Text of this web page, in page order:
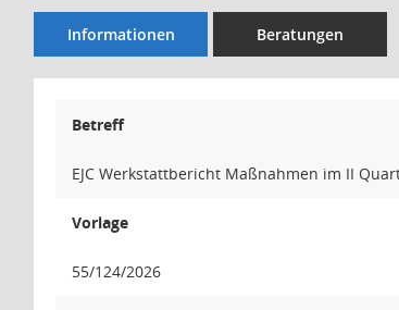
Informationen Beratungen
Betreff
EJC Werkstattbericht Maßnahmen im II
Vorlage
55/124/2026